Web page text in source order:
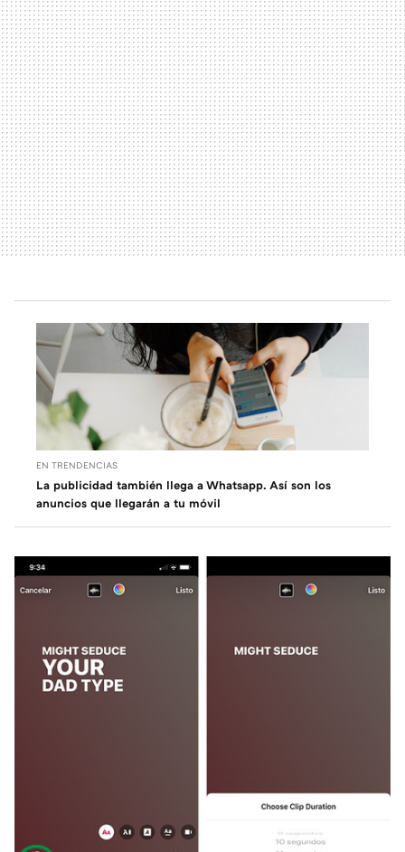
EN TRENDENCIAS
La publicidad también llega a Whatsapp. Así son los
anuncios que llegarán a tu móvil